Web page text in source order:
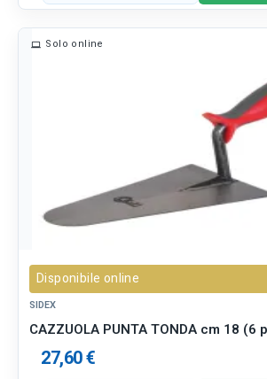
Solo online
Disponibile online
SIDEX
CAZZUOLA PUNTA TONDA cm 18 (6
27,60 €